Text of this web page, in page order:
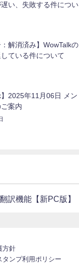
い、失敗する件につい
：解消済み】WowTalkの
ている件について
】2025年11月06日 メン
案内
翻訳機能【新PC版】
方針
タンプ利用ポリシー